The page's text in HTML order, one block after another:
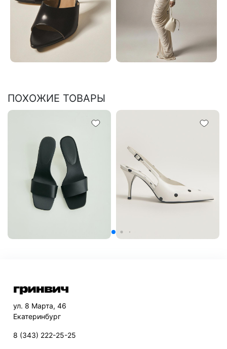
ПОХОЖИЕ ТОВАРЫ
ул. 8 Марта, 46
Екатеринбург
8 (343) 222-25-25